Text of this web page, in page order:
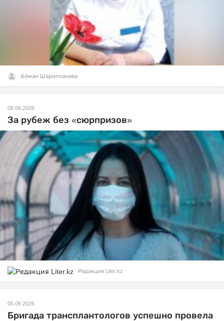
Айман Шарипханова
06.06.2026
За рубеж без «сюрпризов»
Редакция Liter.kz
05.06.2026
Бригада трансплантологов успешно провела